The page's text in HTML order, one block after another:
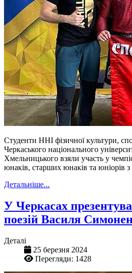
Студенти ННІ фізичної культури,
Черкаського національного
Хмельницького взяли участь у
юнаків, старших юнаків та юніорів з
Детальніше...
У Черкасах
поезій Василя
Деталі
25 березня 2024
Перегляди: 1428